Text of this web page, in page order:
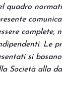
quadro
complete,
Le
si
Società alla